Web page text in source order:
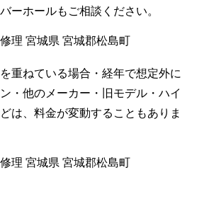
ーホールもご相談ください。
重ねている場合・経年で想定外に
・他のメーカー・旧モデル・ハイ
は、料金が変動することもありま